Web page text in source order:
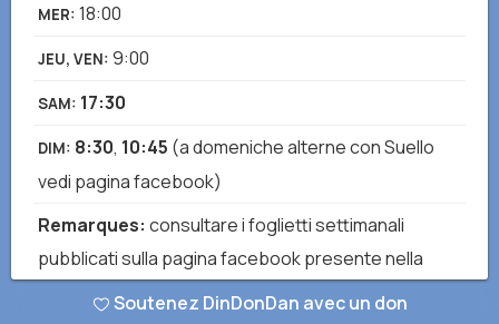
MER: 18:00
JEU, VEN: 9:00
SAM: 17:30
DIM: 8:30, 10:45 (a domeniche alterne con Suello
vedi pagina facebook)
Remarques: consultare i foglietti settimanali
pubblicati sulla pagina facebook presente nella
sezione DATISoutenez DinDonDan avec un don